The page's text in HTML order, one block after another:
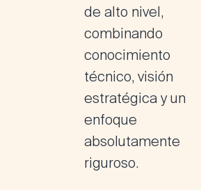
de alto nivel,
combinando
conocimiento
técnico, visión
estratégica y un
enfoque
absolutamente
riguroso.